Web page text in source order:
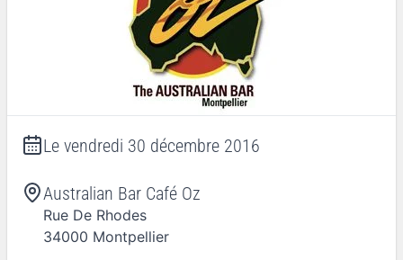
Le vendredi 30 décembre 2016
Australian Bar Café Oz
Rue De Rhodes
34000 Montpellier